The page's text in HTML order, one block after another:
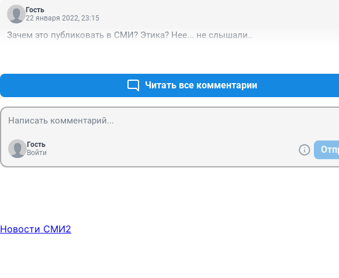
Гость
22 января 2022, 23:15
Зачем это публиковать в СМИ? Этика? Нее... не слышали..
Читать все комментарии
Гость
Войти
Новости СМИ2